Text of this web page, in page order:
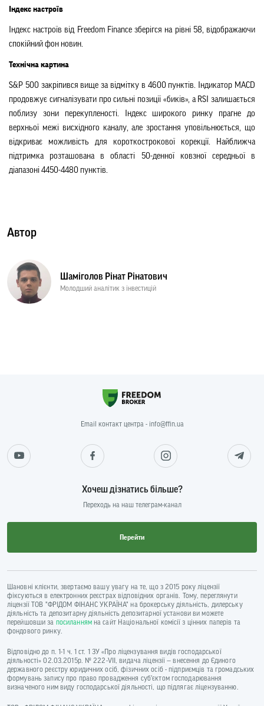
Індекс настроїв
Індекс настроїв від Freedom Finance зберігся на рівні 58, відображаючи
спокійний фон новин.
Технічна картина
S&P 500 закріпився вище за відмітку в 4600 пунктів. Індикатор MACD
продовжує сигналізувати про сильні позиції «биків», а RSI залишається
поблизу зони перекупленості. Індекс широкого ринку прагне до
верхньої межі висхідного каналу, але зростання уповільнюється, що
відкриває можливість для короткострокової корекції. Найближча
підтримка розташована в області 50-денної ковзної середньої в
діапазоні 4450-4480 пунктів.
Автор
Шаміголов Рінат Рінатович
Молодший аналітик з інвестицій
Email контакт центра - info@ffin.ua
Хочеш дізнатись більше?
Переходь на наш телеграм-канал
Перейти
Шановні клієнти, звертаємо вашу увагу на те, що з 2015 року ліцензії
фіксуються в електронних реєстрах відповідних органів. Тому, переглянути
ліцензії ТОВ "ФРІДОМ ФІНАНС УКРАЇНА" на брокерську діяльність, дилерську
діяльність та депозитарну діяльність депозитарної установи ви можете
перейшовши за посиланнямна сайт Національної комісії з цінних паперів та
фондового ринку.
Відповідно до п. 1-1 ч. 1 ст. 1 ЗУ «Про ліцензування видів господарської
діяльності» 02.03.2015р. № 222-VII, видача ліцензії — внесення до Єдиного
державного реєстру юридичних осіб, фізичних осіб - підприємців та громадських
формувань запису про право провадження суб’єктом господарювання
визначеного ним виду господарської діяльності, що підлягає ліцензуванню.